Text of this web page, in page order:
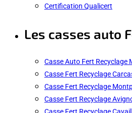
Certification Qualicert
Les casses auto
Casse Auto Fert Recyclage
Casse Fert Recyclage
Casse Fert Recyclage
Casse Fert Recyclage
Casse Fert Recyclage